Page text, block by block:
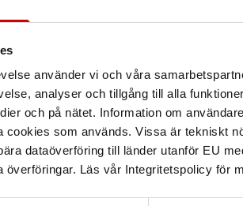
använder vi och våra
analyser och tillgång till alla
och på nätet. Information om
cookies som används. Vissa är tekniskt
dataöverföring till länder utanför EU
Läs vår Integritetspolicy för